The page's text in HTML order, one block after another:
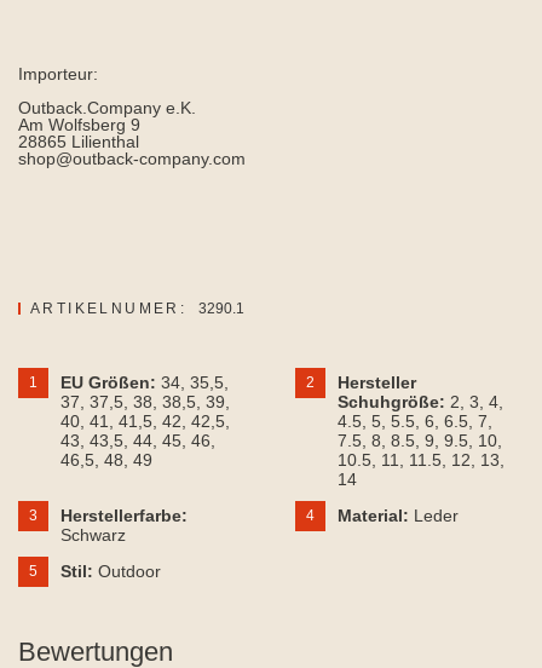
Importeur:
Outback.Company e.K.
Am Wolfsberg 9
28865 Lilienthal
shop@outback-company.com
ARTIKELNUMER: 3290.1
1 EU Größen: 34 , 35,5
37 , 37,5 , 38 , 38,5 , 39
40 , 41 , 41,5 , 42 , 42,5
43 , 43,5 , 44 , 45 , 46
46,5 , 48 , 49
2
Hersteller
Schuhgröße: 2 , 3 , 4
4.5 , 5 , 5.5 , 6 , 6.5 , 7
7.5 , 8 , 8.5 , 9 , 9.5 , 10
10.5 , 11 , 11.5 , 12 , 13
14
3
Herstellerfarbe:
Schwarz
4 Material: Leder
5 Stil: Outdoor
Bewertungen